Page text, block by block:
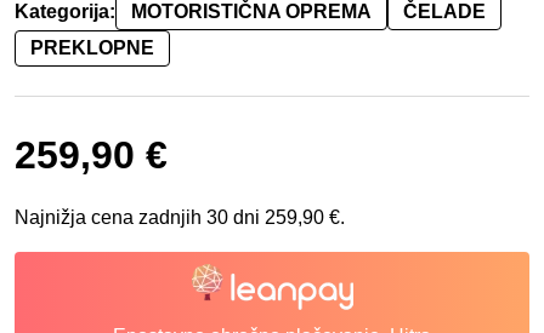
Kategorija:
MOTORISTIČNA OPREMA
ČELADE
PREKLOPNE
259,90 €
Najnižja cena zadnjih 30 dni 259,90 €.